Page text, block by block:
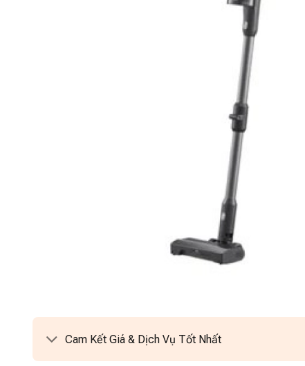
Cam Kết Giá & Dịch Vụ Tốt Nhất